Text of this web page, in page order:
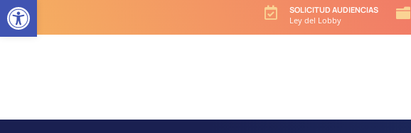

SOLICITUD AUDIENCIAS
Ley del Lobby
